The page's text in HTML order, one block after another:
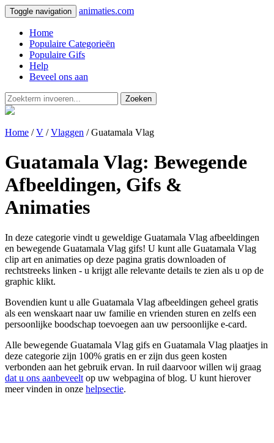
Toggle navigation animaties.com
Home
Populaire Categorieën
Populaire Gifs
Help
Beveel ons aan
Zoeken
Home /V /Vlaggen / Guatamala Vlag
Guatamala Vlag: Bewegende
Afbeeldingen, Gifs &
Animaties
In deze categorie vindt u geweldige Guatamala Vlag afbeeldingen
en bewegende Guatamala Vlag gifs! U kunt alle Guatamala Vlag
clip art en animaties op deze pagina gratis downloaden of
rechtstreeks linken - u krijgt alle relevante details te zien als u op de
graphic klikt.
Bovendien kunt u alle Guatamala Vlag afbeeldingen geheel gratis
als een wenskaart naar uw familie en vrienden sturen en zelfs een
persoonlijke boodschap toevoegen aan uw persoonlijke e-card.
Alle bewegende Guatamala Vlag gifs en Guatamala Vlag plaatjes in
deze categorie zijn 100% gratis en er zijn dus geen kosten
verbonden aan het gebruik ervan. In ruil daarvoor willen wij graag
dat u ons aanbeveelt op uw webpagina of blog. U kunt hierover
meer vinden in onze helpsectie.